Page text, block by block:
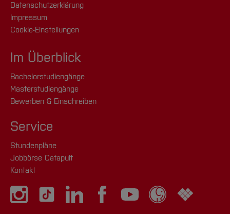
Datenschutzerklärung
Impressum
Cookie-Einstellungen
Im Überblick
Bachelorstudiengänge
Masterstudiengänge
Bewerben & Einschreiben
Service
Stundenpläne
Jobbörse Catapult
Kontakt